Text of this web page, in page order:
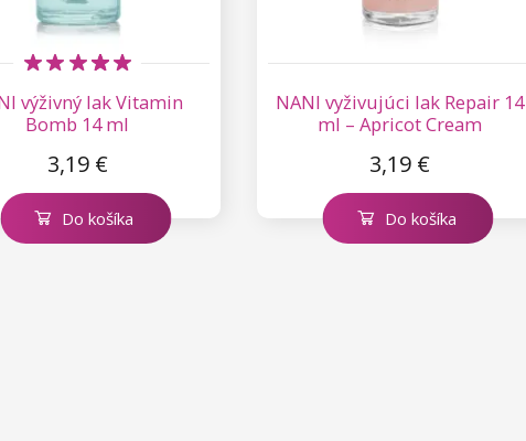
výživný lak Vitamin
Bomb 14 ml
3,19 €
Do košíka
NANI vyživujúci lak Repair 14
ml – Apricot Cream
3,19 €
Do košíka